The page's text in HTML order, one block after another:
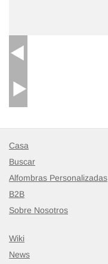
Alfombra Vintage
46 cm x 88 cm
$160
Casa
Buscar
Alfombras Personalizadas
B2B
Sobre Nosotros
Wiki
News